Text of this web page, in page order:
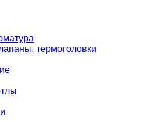
термоголовки